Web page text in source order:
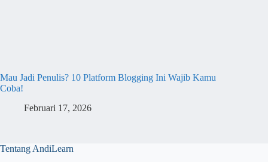
Mau Jadi Penulis? 10 Platform Blogging Ini Wajib Kamu
Coba!
Februari 17, 2026
Tentang AndiLearn